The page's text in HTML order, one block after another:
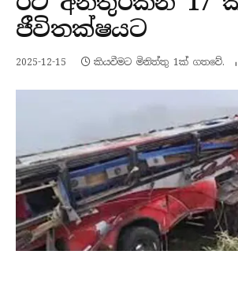
ජීවිතක්ෂයට
2025-12-15 කියවීමට මිනිත්තු 1ක් ගතවේ.